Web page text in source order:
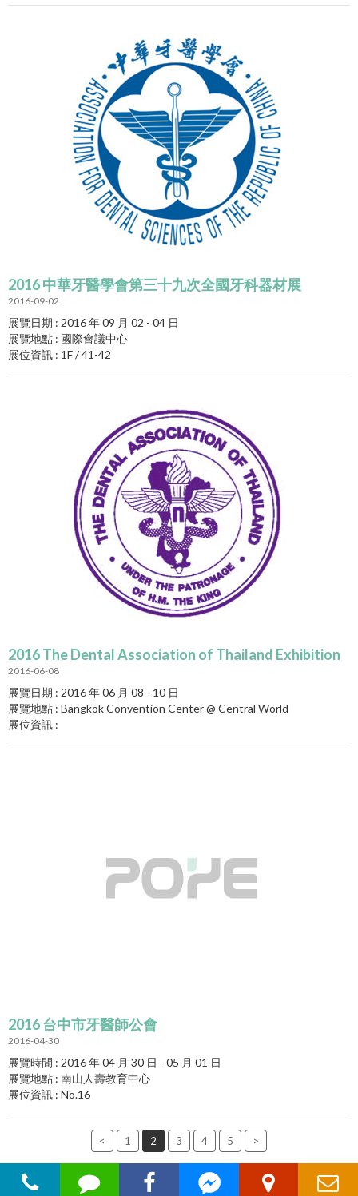
2016 中華牙醫學會第三十九次全國牙科器材展
2016-09-02
展覽日期 : 2016 年 09 月 02 - 04 日
展覽地點 : 國際會議中心
展位資訊 : 1F / 41-42
2016 The Dental Association of Thailand Exhibition
2016-06-08
展覽日期 : 2016 年 06 月 08 - 10 日
展覽地點 : Bangkok Convention Center @ Central World
展位資訊 :
2016 台中市牙醫師公會
2016-04-30
展覽時間 : 2016 年 04 月 30 日 - 05 月 01 日
展覽地點 : 南山人壽教育中心
展位資訊 : No.16
< 1 2 3 4 5 >